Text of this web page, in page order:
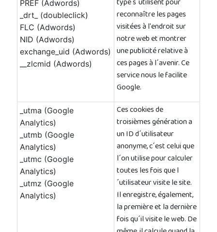
PREF (Adwords)
_drt_ (doubleclick)
FLC (Adwords)
NID (Adwords)
exchange_uid (Adwords)
__zlcmid (Adwords)
reconnaître les pages
visitées à l'endroit sur
notre web et montrer
une publicité relative à
ces pages à l´avenir. Ce
service nous le facilite
Google.
_utma (Google
Analytics)
_utmb (Google
Analytics)
_utmc (Google
Analytics)
_utmz (Google
Analytics)
Ces cookies de
troisièmes génération a
un ID d´utilisateur
anonyme, c´est celui que
l´on utilise pour calculer
toutes les fois que l
´utilisateur visite le site.
Il enregistre, également,
la première et la dernière
fois qu´il visite le web. De